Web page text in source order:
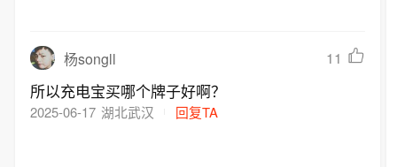
杨songll 11
所以充电宝买哪个牌子好啊？
2025-06-17 湖北武汉 回复TA